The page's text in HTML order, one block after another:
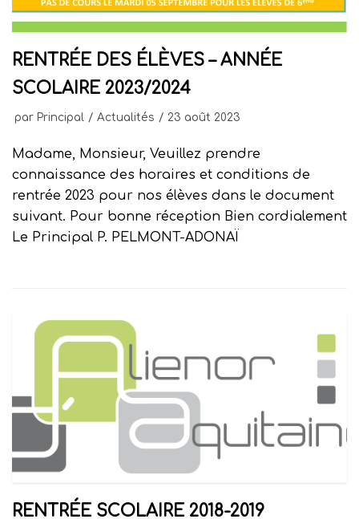
RENTRÉE DES ÉLÈVES – ANNÉE
SCOLAIRE 2023/2024
par Principal Actualités 23 août 2023
Madame, Monsieur, Veuillez prendre
connaissance des horaires et conditions de
rentrée 2023 pour nos élèves dans le document
suivant. Pour bonne réception Bien cordialement
Le Principal P. PELMONT-ADONAÏ
RENTRÉE SCOLAIRE 2018-2019